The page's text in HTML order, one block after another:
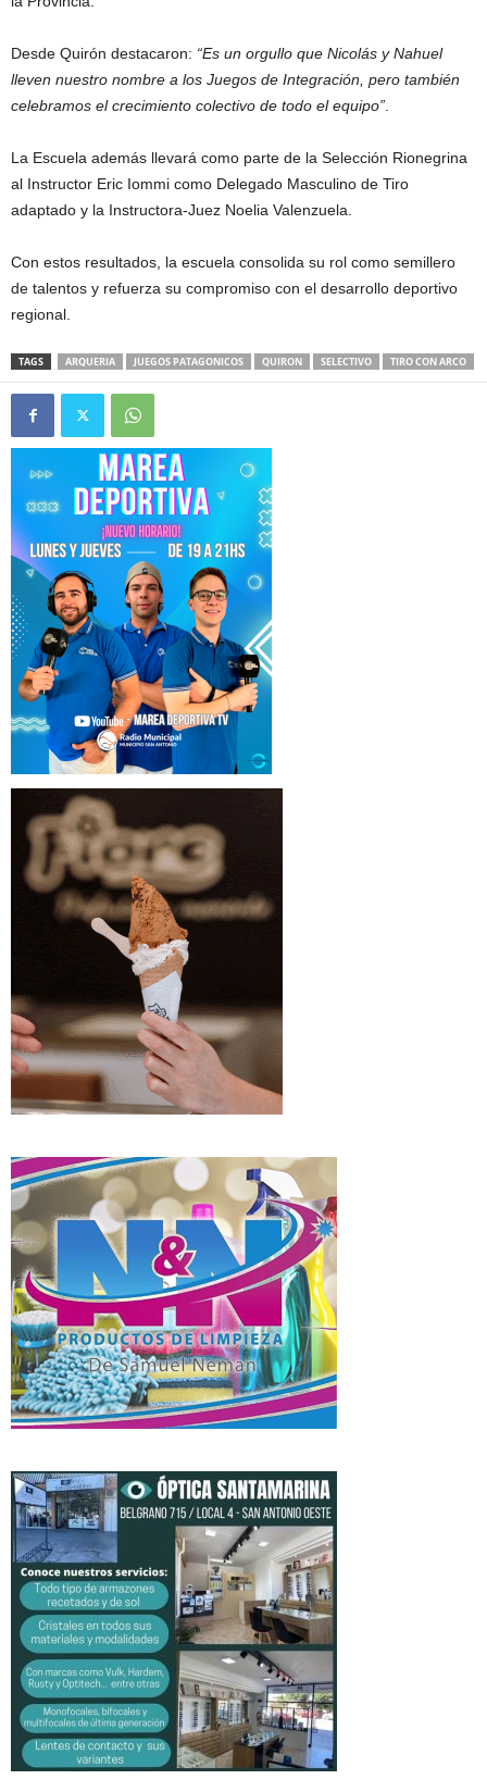
Desde Quirón destacaron: “Es un orgullo que Nicolás y Nahuel
lleven nuestro nombre a los Juegos de Integración, pero también
celebramos el crecimiento colectivo de todo el equipo”.
La Escuela además llevará como parte de la Selección Rionegrina
al Instructor Eric Iommi como Delegado Masculino de Tiro
adaptado y la Instructora-Juez Noelia Valenzuela.
Con estos resultados, la escuela consolida su rol como semillero
de talentos y refuerza su compromiso con el desarrollo deportivo
regional.
TAGS ARQUERIA JUEGOS PATAGONICOS QUIRON SELECTIVO TIRO CON ARCO